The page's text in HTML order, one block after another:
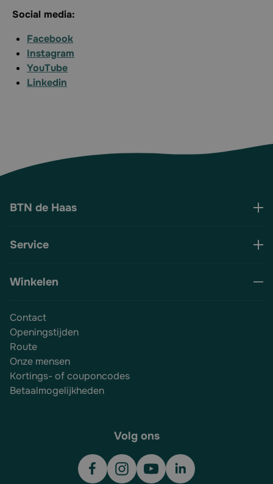
Social media:
Facebook
Instagram
YouTube
Linkedin
BTN de Haas
Service
Winkelen
Contact
Openingstijden
Route
Onze mensen
Kortings- of couponcodes
Betaalmogelijkheden
Volg ons